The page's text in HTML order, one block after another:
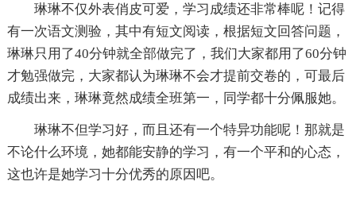
琳琳不仅外表俏皮可爱，学习成绩还非常棒呢！记得
有一次语文测验，其中有短文阅读，根据短文回答问题，
琳琳只用了40分钟就全部做完了，我们大家都用了60分钟
才勉强做完，大家都认为琳琳不会才提前交卷的，可最后
成绩出来，琳琳竟然成绩全班第一，同学都十分佩服她。
琳琳不但学习好，而且还有一个特异功能呢！那就是
不论什么环境，她都能安静的学习，有一个平和的心态，
这也许是她学习十分优秀的原因吧。